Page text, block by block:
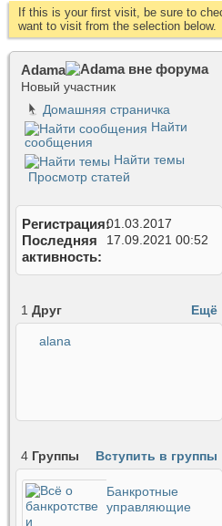
If this is your first visit, be sure to
want to visit from the selection below.
Аdama
Новый участник
Домашняя страничка
Найти
сообщения
Найти темы
Просмотр статей
Регистрация01.03.2017
Последняя
активность
17.09.2021 00:52
Ещё
1 Друг
alana
Вступить в группы
4 Группы
Банкротные
управляющие